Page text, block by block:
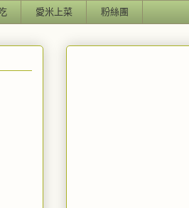
愛米上菜 粉絲團